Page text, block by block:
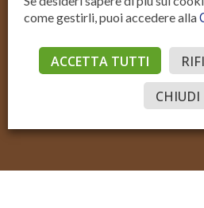
Residenziale VenditaResidenziale
Accedi© Sotto il Cielo della
Sito realizzato con Domyno Accelerator
come gestirli, puoi accedere alla
ACCETTA TUTTI
CHIUDI